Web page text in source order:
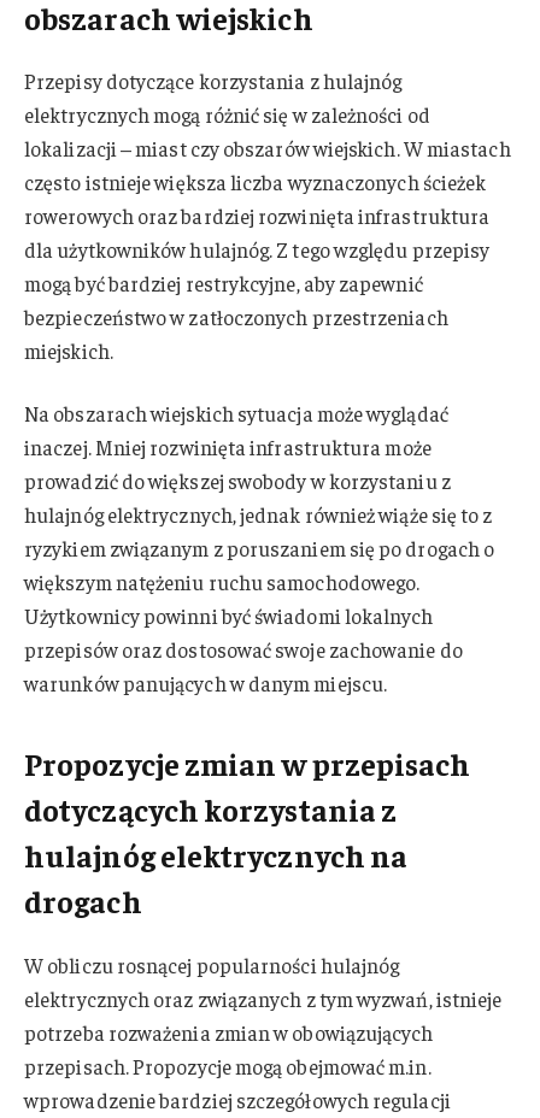
obszarach wiejskich
Przepisy dotyczące korzystania z hulajnóg
elektrycznych mogą różnić się w zależności od
lokalizacji – miast czy obszarów wiejskich. W miastach
często istnieje większa liczba wyznaczonych ścieżek
rowerowych oraz bardziej rozwinięta infrastruktura
dla użytkowników hulajnóg. Z tego względu przepisy
mogą być bardziej restrykcyjne, aby zapewnić
bezpieczeństwo w zatłoczonych przestrzeniach
miejskich.
Na obszarach wiejskich sytuacja może wyglądać
inaczej. Mniej rozwinięta infrastruktura może
prowadzić do większej swobody w korzystaniu z
hulajnóg elektrycznych, jednak również wiąże się to z
ryzykiem związanym z poruszaniem się po drogach o
większym natężeniu ruchu samochodowego.
Użytkownicy powinni być świadomi lokalnych
przepisów oraz dostosować swoje zachowanie do
warunków panujących w danym miejscu.
Propozycje zmian w przepisach
dotyczących korzystania z
hulajnóg elektrycznych na
drogach
W obliczu rosnącej popularności hulajnóg
elektrycznych oraz związanych z tym wyzwań, istnieje
potrzeba rozważenia zmian w obowiązujących
przepisach. Propozycje mogą obejmować m.in.
wprowadzenie bardziej szczegółowych regulacji